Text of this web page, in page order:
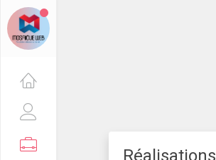
Réalisations